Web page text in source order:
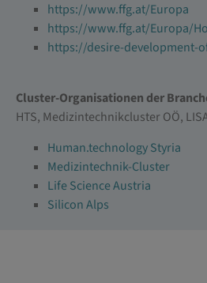
https://www.ffg.at/Europa
https://www.ffg.at/Europa/
https://desire-development-
Cluster-Organisationen der
HTS, Medizintechnikcluster OÖ,
Human.technology Styria
Medizintechnik-Cluster
Life Science Austria
Silicon Alps